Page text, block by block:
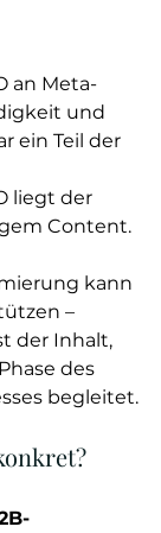
an Meta-
und
ein Teil der
liegt der
Content.
kann
–
der Inhalt,
des
begleitet.